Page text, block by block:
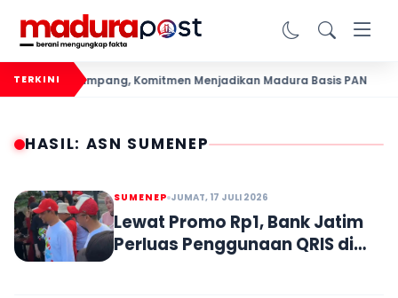
TERKINI
di Sampang, Komitmen Menjadikan Madura Basis PAN
HASIL: ASN SUMENEP
SUMENEP JUMAT, 17 JULI 2026
Lewat Promo Rp1, Bank Jatim
Perluas Penggunaan QRIS di